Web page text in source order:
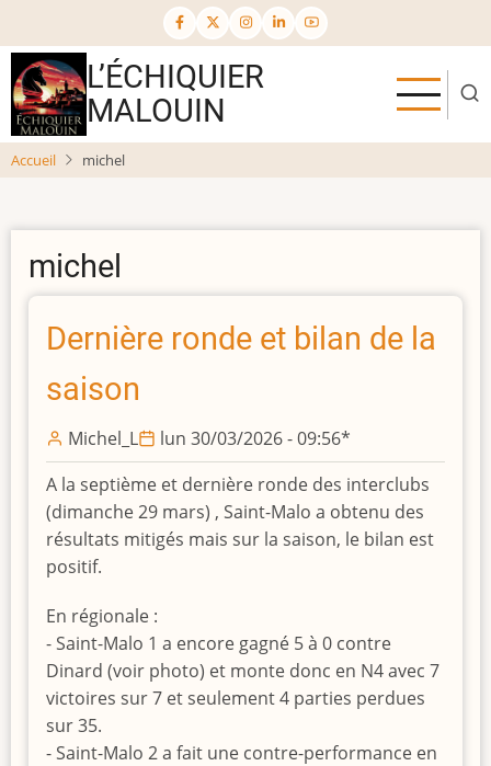
au
contenu
principal
L’ÉCHIQUIER
MALOUIN
Accueil michel
michel
Dernière ronde et bilan de la
saison
Michel_L lun 30/03/2026 - 09:56*
A la septième et dernière ronde des interclubs
(dimanche 29 mars) , Saint-Malo a obtenu des
résultats mitigés mais sur la saison, le bilan est
positif.
En régionale :
- Saint-Malo 1 a encore gagné 5 à 0 contre
Dinard (voir photo) et monte donc en N4 avec 7
victoires sur 7 et seulement 4 parties perdues
sur 35.
- Saint-Malo 2 a fait une contre-performance en